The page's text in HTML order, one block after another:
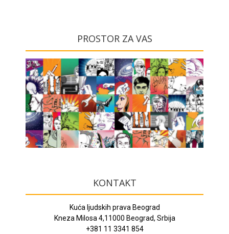
PROSTOR ZA VAS
KONTAKT
Kuća ljudskih prava Beograd
Kneza Milosa 4,11000 Beograd, Srbija
+381 11 3341 854